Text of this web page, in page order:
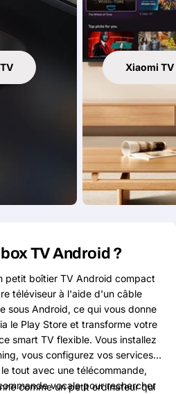
Xiaomi
TV Android ?
petit boîtier TV Android compact
téléviseur à l'aide d'un câble
sous Android, ce qui vous donne
le Play Store et transforme votre
smart TV flexible. Vous installez
vous configurez vos services
tout avec une télécommande,
vocale pour rechercher
comme un petit ordinateur qui